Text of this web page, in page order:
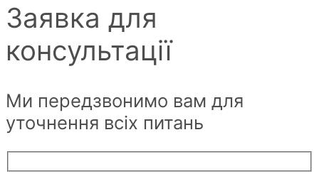
Заявка для
консультації
Ми передзвонимо вам для
уточнення всіх питань